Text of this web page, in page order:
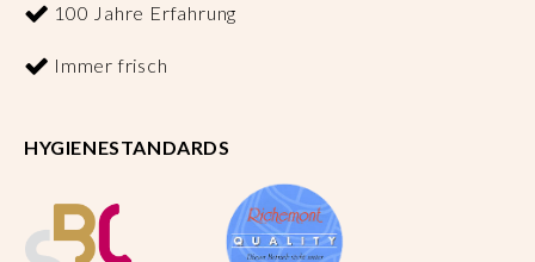
100 Jahre Erfahrung
Immer frisch
HYGIENESTANDARDS